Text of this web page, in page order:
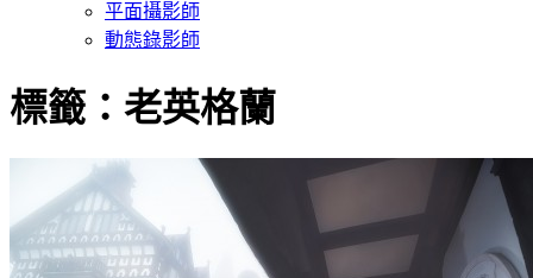
平面攝影師
動態錄影師
標籤：老英格蘭